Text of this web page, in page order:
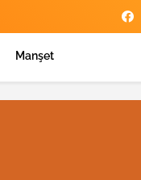
Manşet